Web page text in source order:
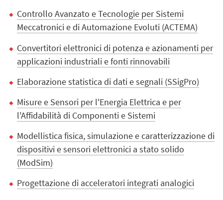
Controllo Avanzato e Tecnologie per Sistemi
Meccatronici e di Automazione Evoluti (ACTEMA)
Convertitori elettronici di potenza e azionamenti per
applicazioni industriali e fonti rinnovabili
Elaborazione statistica di dati e segnali (SSigPro)
Misure e Sensori per l'Energia Elettrica e per
l'Affidabilità di Componenti e Sistemi
Modellistica fisica, simulazione e caratterizzazione di
dispositivi e sensori elettronici a stato solido
(ModSim)
Progettazione di acceleratori integrati analogici